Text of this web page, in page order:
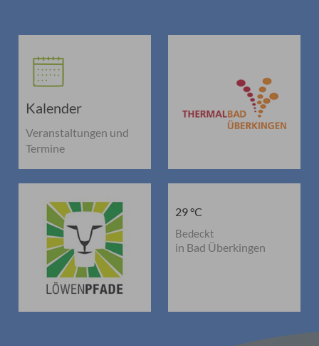
Kalender
Veranstaltungen und
Termine
29 °C
Bedeckt
in Bad Überkingen